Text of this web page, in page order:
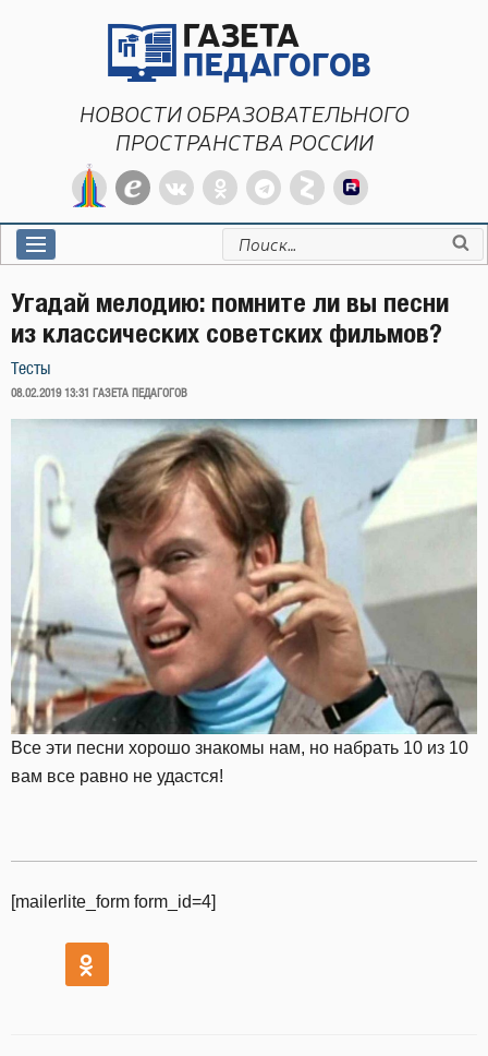
НОВОСТИ ОБРАЗОВАТЕЛЬНОГО
ПРОСТРАНСТВА РОССИИ
Искать:
Угадай мелодию: помните ли вы песни
из классических советских фильмов?
Тесты
ОПУБЛИКОВАНО
08.02.2019 13:31 ГАЗЕТА ПЕДАГОГОВ
Все эти песни хорошо знакомы нам, но набрать 10 из 10
вам все равно не удастся!
[mailerlite_form form_id=4]